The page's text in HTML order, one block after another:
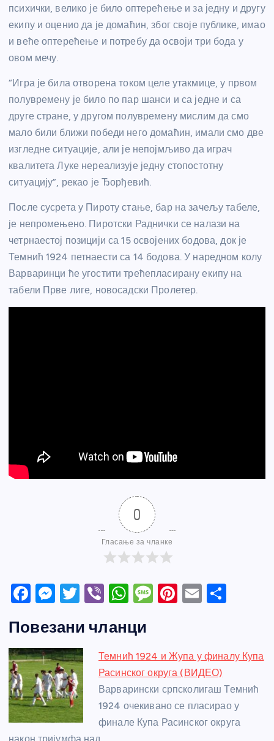
психички, велико је било оптерећење и за једну и другу
екипу и оценио да је домаћин, због своје публике, имао
и веће оптерећење и потребу да освоји три бода у
овом мечу.
“Игра је била отворена током целе утакмице, у првом
полувремену је било по пар шанси и са једне и са
друге стране, у другом полувремену мислим да смо
мало били ближи победи него домаћин, имали смо две
изгледне ситуације, али је непојмљиво да играч
квалитета Луке нереализује једну стопостотну
ситуацију”, рекао је Ђорђевић.
После сусрета у Пироту стање, бар на зачељу табеле,
је непромењено. Пиротски Раднички се налази на
четрнаестој позицији са 15 освојених бодова, док је
Темнић 1924 петнаести са 14 бодова. У наредном колу
Варваринци ће угостити трећепласирану екипу на
табели Прве лиге, новосадски Пролетер.
0
Гласање за чланке
F
c
e
b
o
o
k
M
ss
e
n
g
er
T
itt
er
Vi
er
W
at
s
A
p
p
M
a
g
e
Pi
e
st
E
e
Повезани чланци
Темнић 1924 и Жупа у финалу Купа
Расинског округа (ВИДЕО)
Варварински српсколигаш Темнић
1924 очекивано се пласирао у
финале Купа Расинског округа